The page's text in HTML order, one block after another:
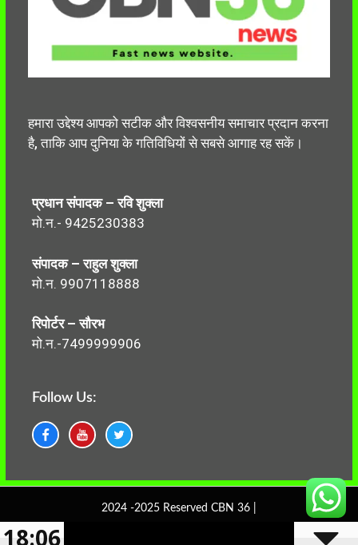
हमारा उद्देश्य आपको सटीक और विश्वसनीय समाचार प्रदान करना
है, ताकि आप दुनिया के गतिविधियों से सबसे आगाह रह सकें।
प्रधान संपादक – रवि शुक्ला
मो.न.- 9425230383
संपादक – राहुल शुक्ला
मो.न. 9907118888
रिपोर्टर – सौरभ
मो.न.-7499999906
Follow Us:
2024 -2025 Reserved CBN 36 |
18:06